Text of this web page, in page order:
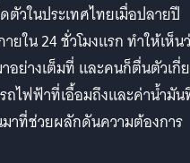
ดตัวในประเทศไทยเมื่อปลายปี
ใน 24 ชั่วโมงแรก ทำให้เห็น
อย่างเต็มที่ และคนก็ตื่นตัวเกี่
ถไฟฟ้าที่เอื้อมถึงและค่าน้ำมั
าที่ช่วยผลักดันความต้องการ